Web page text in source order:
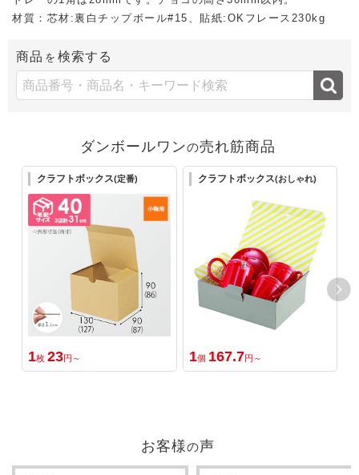
材質：芯材:裏白チップボール#15、貼紙:OKフレース230kg
商品 を 検索する
ダンボールワンの売れ筋商品
クラフトボックス(定番)
1枚 23円～
クラフトボックス(おしゃれ)
1個 167.7円～
お客様の声